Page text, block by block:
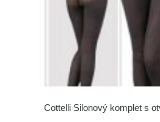
Cottelli Silonový komplet s